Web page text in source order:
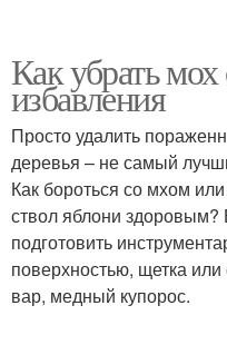
Как убрать
избавления
Просто удалить
деревья – не самый
Как бороться со мхом
ствол яблони
подготовить
поверхностью, щетка или
вар, медный купорос.